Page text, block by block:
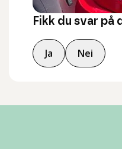
Fikk du svar på
Ja Nei